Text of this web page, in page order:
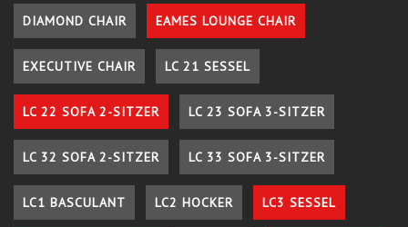
DIAMOND CHAIR EAMES LOUNGE CHAIR
EXECUTIVE CHAIR LC 21 SESSEL
LC 22 SOFA 2-SITZER LC 23 SOFA 3-SITZER
LC 32 SOFA 2-SITZER LC 33 SOFA 3-SITZER
LC1 BASCULANT LC2 HOCKER LC3 SESSEL